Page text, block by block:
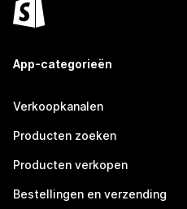
App-categorieën
Verkoopkanalen
Producten zoeken
Producten verkopen
Bestellingen en verzending